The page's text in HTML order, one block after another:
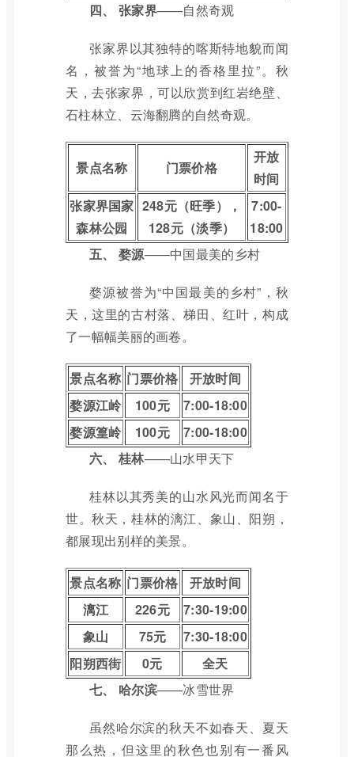
四、
张家界——自然奇观
张家界以其独特的喀斯特地貌而闻
名，被誉为“地球上的香格里拉”。秋
天，去张家界，可以欣赏到红岩绝壁、
石柱林立、云海翻腾的自然奇观。
景点名称 门票价格
开放
时间
张家界国家
森林公园
248元（旺季），
128元（淡季）
7:00-
18:00
五、
婺源——中国最美的乡村
婺源被誉为“中国最美的乡村”，秋
天，这里的古村落、梯田、红叶，构成
了一幅幅美丽的画卷。
景点名称 门票价格
开放时间
婺源江岭
100元
7:00-18:00
婺源篁岭
100元
7:00-18:00
六、
桂林——山水甲天下
桂林以其秀美的山水风光而闻名于
世。秋天，桂林的漓江、象山、阳朔，
都展现出别样的美景。
景点名称 门票价格
开放时间
漓江
226元
7:30-19:00
象山
75元
7:30-18:00
阳朔西街
0元
全天
七、
哈尔滨——冰雪世界
虽然哈尔滨的秋天不如春天、夏天
那么热，但这里的秋色也别有一番风